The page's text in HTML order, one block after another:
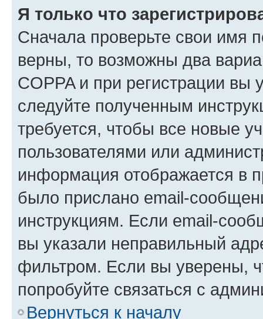
Я только что
Сначала проверьте свои имя
верны, то возможны два
COPPA и при регистрации вы
следуйте полученным
требуется, чтобы все новые
пользователями или
информация отображается в
было прислано email-
инструкциям. Если email-
вы указали неправильный
фильтром. Если вы уверены,
попробуйте связаться с
Вернуться к началу